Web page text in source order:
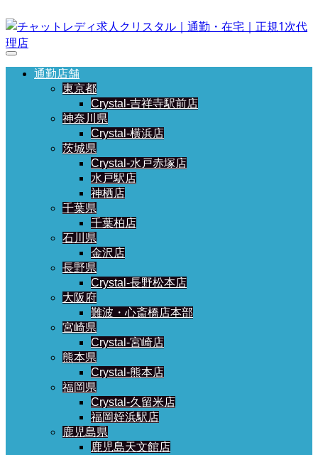
通勤店舗
東京都
Crystal-吉祥寺駅前店
神奈川県
Crystal-横浜店
茨城県
Crystal-水戸赤塚店
水戸駅店
神栖店
千葉県
千葉柏店
石川県
金沢店
長野県
Crystal-長野松本店
大阪府
難波・心斎橋店本部
宮崎県
Crystal-宮崎店
熊本県
Crystal-熊本店
福岡県
Crystal-久留米店
福岡姪浜駅店
鹿児島県
鹿児島天文館店